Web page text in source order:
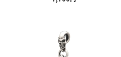
在庫なしを含む